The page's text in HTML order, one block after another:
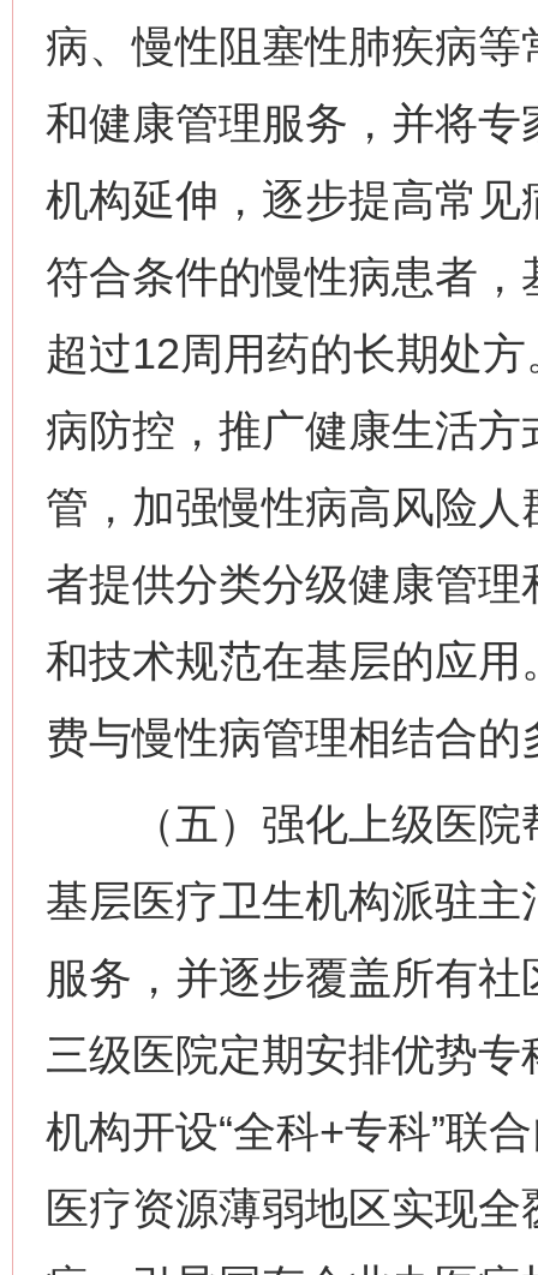
病、慢性阻塞性肺疾病
和健康管理服务，并将
机构延伸，逐步提高常
符合条件的慢性病患者
超过12周用药的长期处
病防控，推广健康生活
管，加强慢性病高风险
者提供分类分级健康管
和技术规范在基层的应
费与慢性病管理相结合
（五）强化上级医院
基层医疗卫生机构派驻
服务，并逐步覆盖所有
三级医院定期安排优势
机构开设“全科+专科”联
医疗资源薄弱地区实现